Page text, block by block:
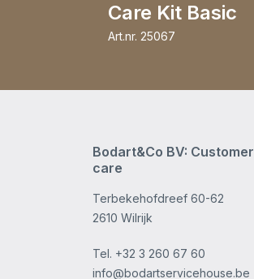
Care Kit Basic
Art.nr. 25067
Bodart&Co BV: Customer
care
Terbekehofdreef 60-62
2610 Wilrijk
Tel. +32 3 260 67 60
info@bodartservicehouse.be